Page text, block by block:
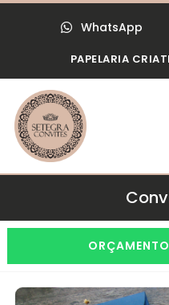
 WhatsApp
PAPELARIA